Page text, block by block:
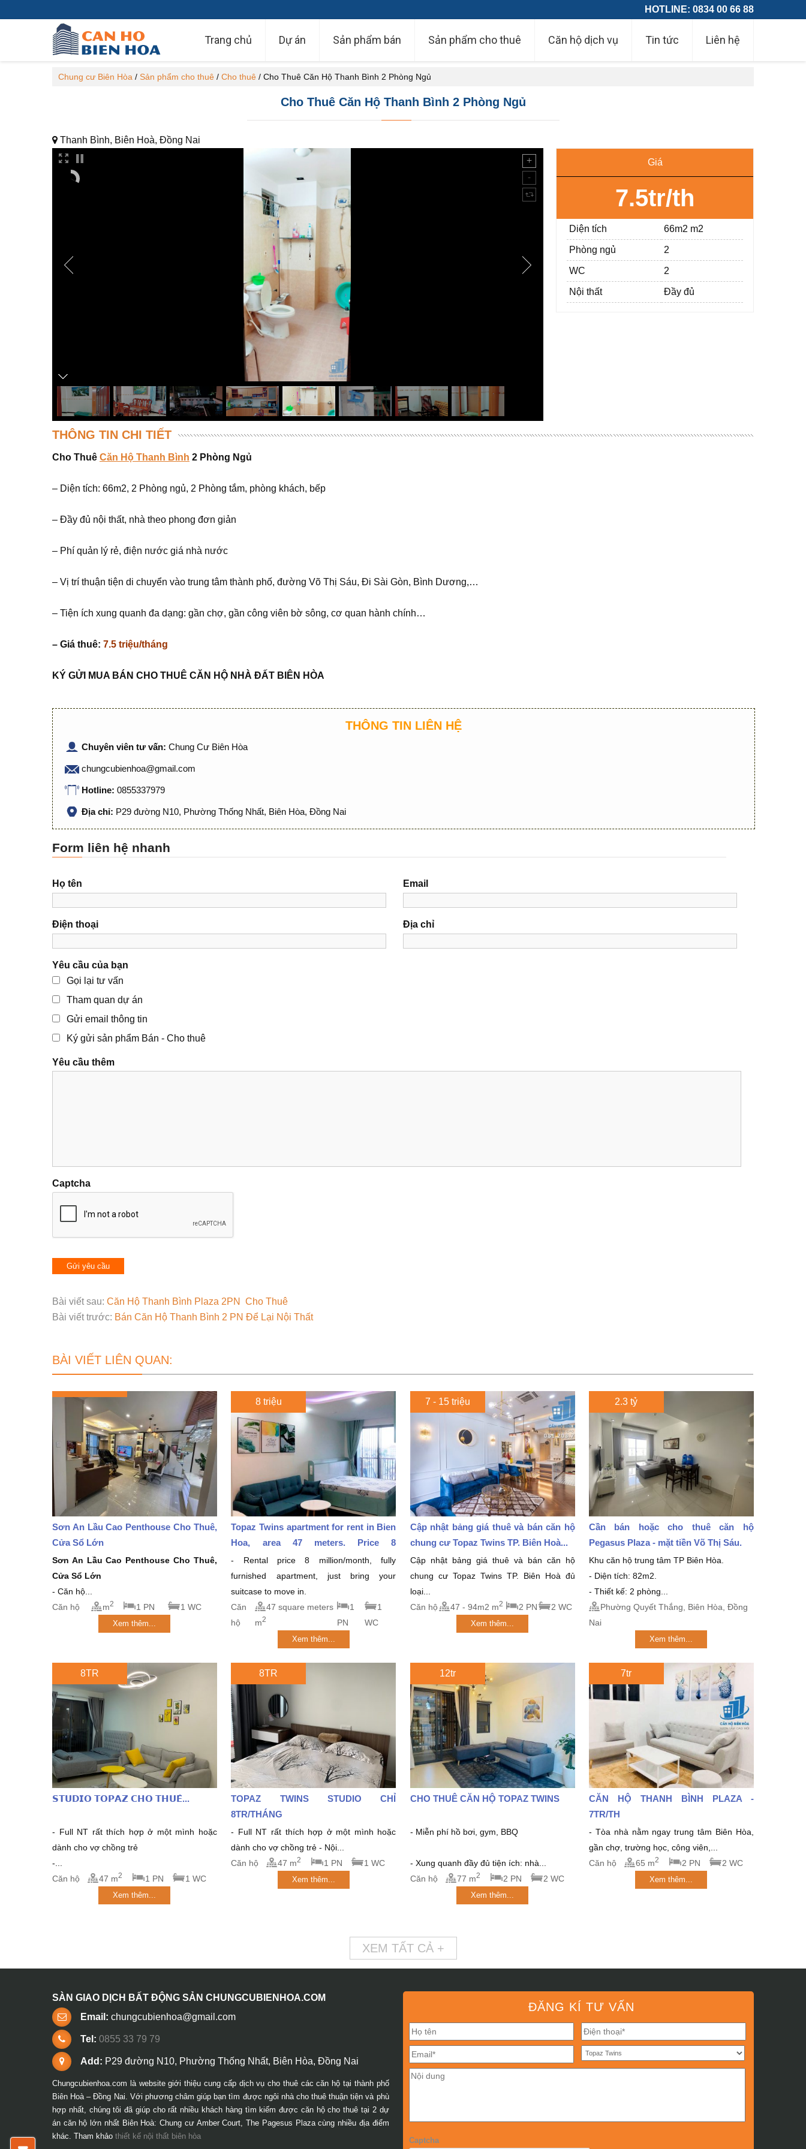
HOTLINE: 0834 00 66 88
Trang chủ Dự án Sản phẩm bán Sản phẩm cho thuê Căn hộ dịch vụ Tin tức Liên hệ
Chung cư Biên Hòa / Sản phẩm cho thuê / Cho thuê / Cho Thuê Căn Hộ Thanh Bình 2 Phòng Ngủ
Cho Thuê Căn Hộ Thanh Bình 2 Phòng Ngủ
Thanh Bình, Biên Hoà, Đồng Nai
Giá
7.5tr/th
Diện tích 66m2 m2
Phòng ngủ 2
WC 2
Nội thất Đầy đủ
THÔNG TIN CHI TIẾT
Cho Thuê Căn Hộ Thanh Bình 2 Phòng Ngủ
– Diện tích: 66m2, 2 Phòng ngủ, 2 Phòng tắm, phòng khách, bếp
– Đầy đủ nội thất, nhà theo phong đơn giản
– Phí quản lý rẻ, điện nước giá nhà nước
– Vị trí thuận tiện di chuyển vào trung tâm thành phố, đường Võ Thị Sáu, Đi Sài Gòn, Bình Dương,…
– Tiện ích xung quanh đa dạng: gần chợ, gần công viên bờ sông, cơ quan hành chính…
– Giá thuê: 7.5 triệu/tháng
KÝ GỬI MUA BÁN CHO THUÊ CĂ N HỘ NHÀ ĐẤT BIÊN HÒA
THÔNG TIN LIÊN HỆ
Chuyên viên tư vấn: Chung Cư Biên Hòa
chungcubienhoa@gmail.com
Hotline: 0855337979
Địa chỉ: P29 đường N10, Phường Thống Nhất, Biên Hòa, Đồng Nai
Form liên hệ nhanh
Họ tên Email
Điện thoại Địa chỉ
Yêu cầu của bạn
Gọi lại tư vấn
Tham quan dự án
Gửi email thông tin
Ký gửi sản phẩm Bán - Cho thuê
Yêu cầu thêm
Captcha
Bài viết sau: Căn Hộ Thanh Bình Plaza 2PN Cho Thuê
Bài viết trước: Bán Căn Hộ Thanh Bình 2 PN Để Lại Nội Thất
BÀI VIẾT LIÊN QUAN:
Sơn An Lầu Cao Penthouse Cho Thuê,
Cửa Sổ Lớn
Sơn An Lầu Cao Penthouse Cho Thuê,
Cửa Sổ Lớn
- Căn hộ...
Căn hộ
m2 1 PN 1 WC
Xem thêm...
8 triệu
Topaz Twins apartment for rent in Bien
Hoa, area 47 meters. Price 8
million/month
- Rental price 8 million/month, fully
furnished apartment, just bring your
suitcase to move in.
Căn
hộ
47 square meters
m2
1
PN
1
WC
Xem thêm...
7 - 15 triệu
Cập nhật bảng giá thuê và bán căn hộ
chung cư Topaz Twins TP. Biên Hoà...
Cập nhật bảng giá thuê và bán căn hộ
chung cư Topaz Twins TP. Biên Hoà đủ
loại...
Căn hộ
47 - 94m2 m2 2 PN 2 WC
Xem thêm...
2.3 tỷ
Cần bán hoặc cho thuê căn hộ
Pegasus Plaza - mặt tiền Võ Thị Sáu.
Khu căn hộ trung tâm TP Biên Hòa.
- Diện tích: 82m2.
- Thiết kế: 2 phòng...
Phường Quyết Thắng, Biên Hòa, Đồng
Nai
Xem thêm...
8TR
𝗦𝗧𝗨𝗗𝗜𝗢 𝗧𝗢𝗣𝗔𝗭 𝗖𝗛𝗢 𝗧𝗛𝗨𝗘̂...
- Full NT rất thích hợp ở một mình hoặc
dành cho vợ chồng trẻ
-...
Căn hộ
47 m2 1 PN 1 WC
Xem thêm...
8TR
TOPAZ TWINS STUDIO CHỈ
8TR/THÁNG
- Full NT rất thích hợp ở một mình hoặc
dành cho vợ chồng trẻ - Nội...
Căn hộ
47 m2 1 PN 1 WC
Xem thêm...
12tr
CHO THUÊ CĂN HỘ TOPAZ TWINS
- Miễn phí hồ bơi, gym, BBQ
- Xung quanh đầy đủ tiện ích: nhà...
Căn hộ
77 m2 2 PN 2 WC
Xem thêm...
7tr
CĂN HỘ THANH BÌNH PLAZA -
7TR/TH
- Tòa nhà nằm ngay trung tâm Biên Hòa,
gần chợ, trường học, công viên,...
Căn hộ
65 m2 2 PN 2 WC
Xem thêm...
XEM TẤT CẢ +
ĐĂNG KÍ TƯ VẤN
Captcha
SÀN GIAO DỊCH BẤT ĐỘNG SẢN CHUNGCUBIENHOA.COM
Email: chungcubienhoa@gmail.com
Tel: 0855 33 79 79
Add: P29 đường N10, Phường Thống Nhất, Biên Hòa, Đồng Nai
Chungcubienhoa.com là website giới thiệu cung cấp dịch vụ cho thuê các căn hộ tại thành phố
Biên Hoà – Đồng Nai. Với phương châm giúp bạn tìm được ngôi nhà cho thuê thuận tiện và phù
hợp nhất, chúng tôi đã giúp cho rất nhiều khách hàng tìm kiếm được căn hộ cho thuê tại 2 dự
án căn hộ lớn nhất Biên Hoà: Chung cư Amber Court, The Pagesus Plaza cùng nhiều địa điểm
khác. Tham khảo thiết kế nội thất biên hòa